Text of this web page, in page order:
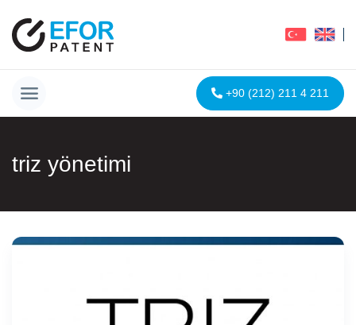
+90 (212) 211 4 211
triz yönetimi